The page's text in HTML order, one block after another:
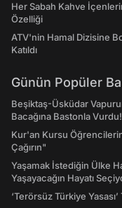
Her Sabah Kahve
Özelliği
ATV'nin Hamal Dizisine
Katıldı
Günün Popüler
Beşiktaş-Üsküdar
Bacağına Bastonla Vurdu!
Kur'an Kursu
Çağırın"
Yaşamak İstediğin Ülke
Yaşayacağın Hayatı
‘Terörsüz Türkiye